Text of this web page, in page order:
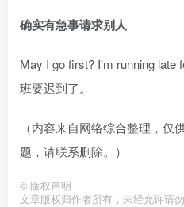
确实有急事请求别人
May I go first? I'm running late
班要迟到了。
（内容来自网络综合整理，仅
题，请联系删除。）
© 版权声明
文章版权归作者所有，未经允许请勿